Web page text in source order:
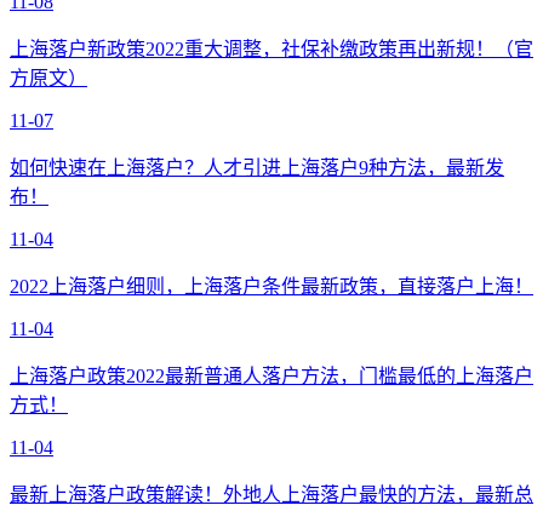
上海落户新政策2022重大调整，社保补缴政策再出新规！（官
方原文）
11-07
如何快速在上海落户？人才引进上海落户9种方法，最新发
布！
11-04
2022上海落户细则，上海落户条件最新政策，直接落户上海！
11-04
上海落户政策2022最新普通人落户方法，门槛最低的上海落户
方式！
11-04
最新上海落户政策解读！外地人上海落户最快的方法，最新总